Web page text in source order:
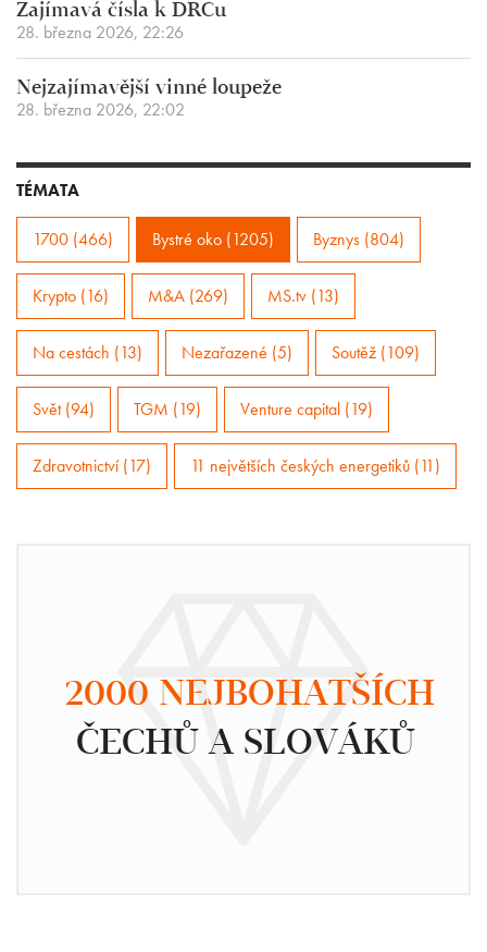
Zajímavá čísla k DRCu
28. března 2026, 22:26
Nejzajímavější vinné loupeže
28. března 2026, 22:02
TÉMATA
1700 (466) Bystré oko (1205) Byznys (804)
Krypto (16) M&A (269) MS.tv (13)
Na cestách (13) Nezařazené (5) Soutěž (109)
Svět (94) TGM (19) Venture capital (19)
Zdravotnictví (17) 11 největších českých energetiků (11)
2000 NEJBOHATŠÍCH
ČECHŮ A SLOVÁKŮ